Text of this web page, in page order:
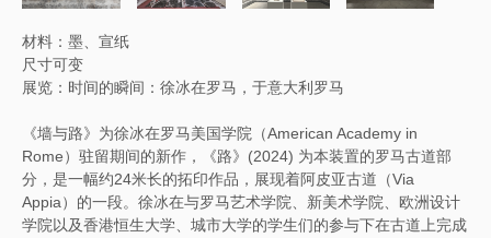
材料：墨、宣纸
尺寸可变
展览：时间的瞬间：徐冰在罗马，于意大利罗马
《墙与路》为徐冰在罗马美国学院（American Academy in
Rome）驻留期间的新作，《路》(2024) 为本装置的罗马古道部
分，是一幅约24米长的拓印作品，展现着阿皮亚古道（Via
Appia）的一段。徐冰在与罗马艺术学院、新美术学院、欧洲设计
学院以及香港恒生大学、城市大学的学生们的参与下在古道上完成